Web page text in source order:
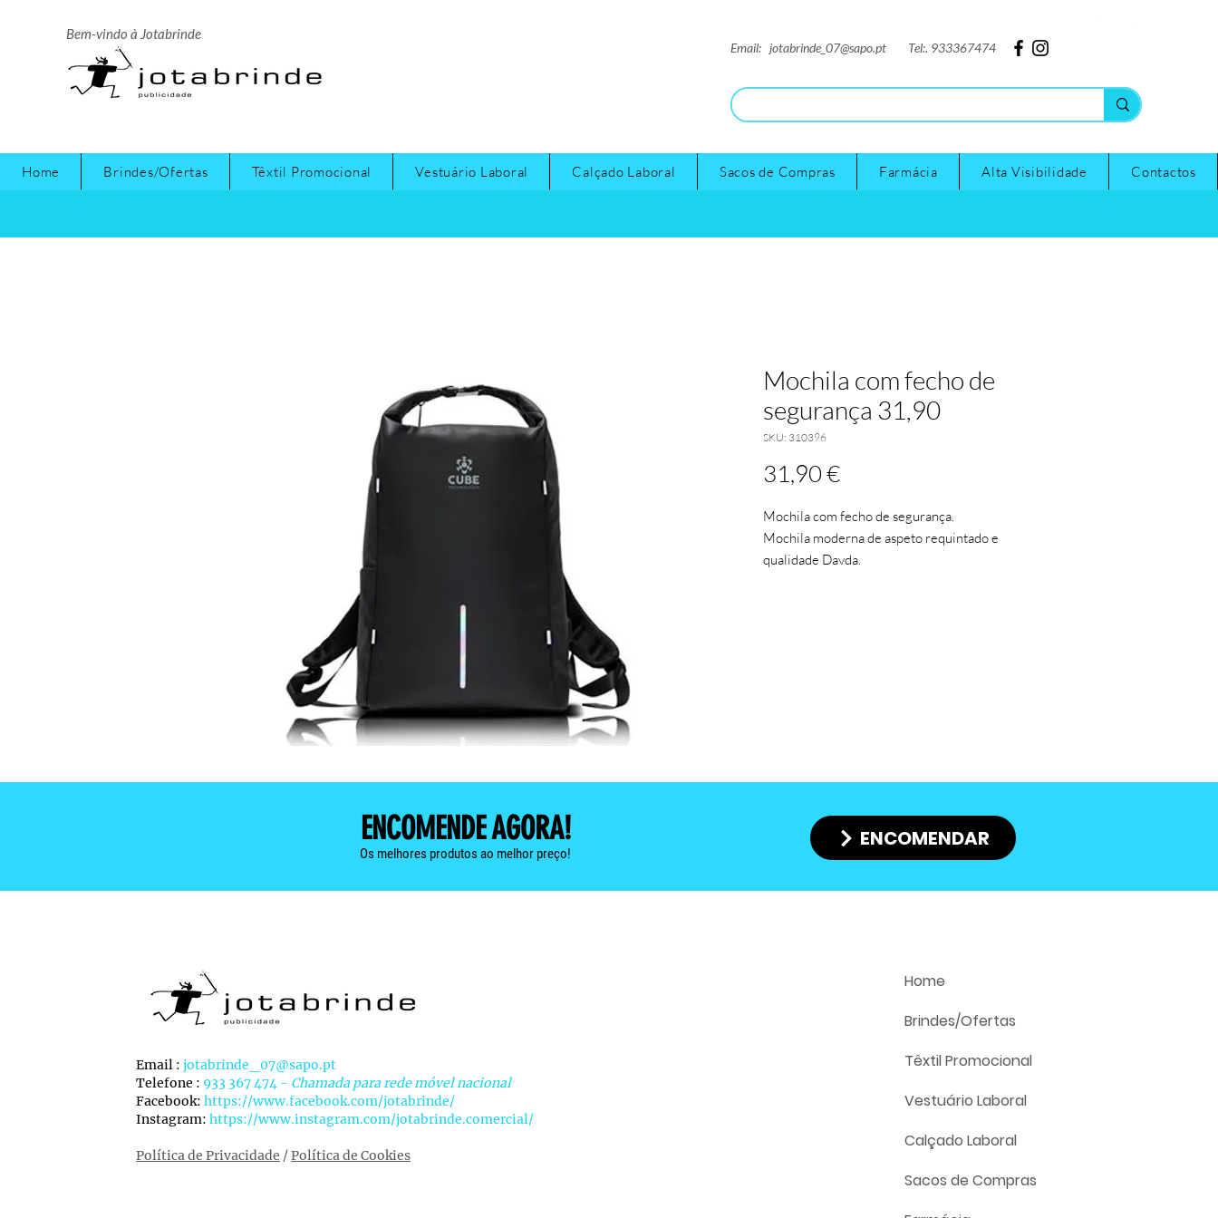
Bem-vindo à Jotabrinde
Email: jotabrinde_07@sapo.pt Tel:. 933367474
Home Brindes/Ofertas Têxtil Promocional Vestuário Laboral Calçado Laboral Sacos de Compras Farmácia Alta Visibilidade Contactos
Mochila com fecho de
segurança 31,90
SKU: 310396
31,90 €Preço
Mochila com fecho de segurança.
Mochila moderna de aspeto requintado e
qualidade Davda.
Medidas (C x L x A D cm)
49 x 29 x 14 cm
ENCOMENDE AGORA! ENCOMENDAR
Os melhores produtos ao melhor preço!
Email : jotabrinde_07@sapo.pt
Telefone : 933 367 474 - Chamada para rede móvel nacional
Facebook: https://www.facebook.com/jotabrinde/
Instagram: https://www.instagram.com/jotabrinde.comercial/
Política de Privacidade /Política de Cookies
Home
Brindes/Ofertas
Têxtil Promocional
Vestuário Laboral
Calçado Laboral
Sacos de Compras